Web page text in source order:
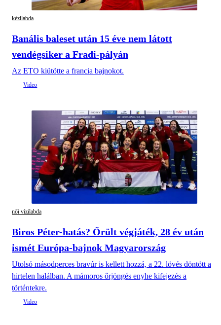
kézilabda
Banális baleset után 15 éve nem látott
vendégsiker a Fradi-pályán
Az ETO kiütötte a francia bajnokot.
női vízilabda
Biros Péter-hatás? Őrült végjáték, 28 év után
ismét Európa-bajnok Magyarország
Utolsó másodperces bravúr is kellett hozzá, a 22. lövés döntött a
hirtelen halálban. A mámoros őrjöngés enyhe kifejezés a
történtekre.